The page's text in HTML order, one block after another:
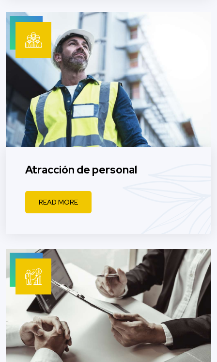
Atracción de personal
READ MORE